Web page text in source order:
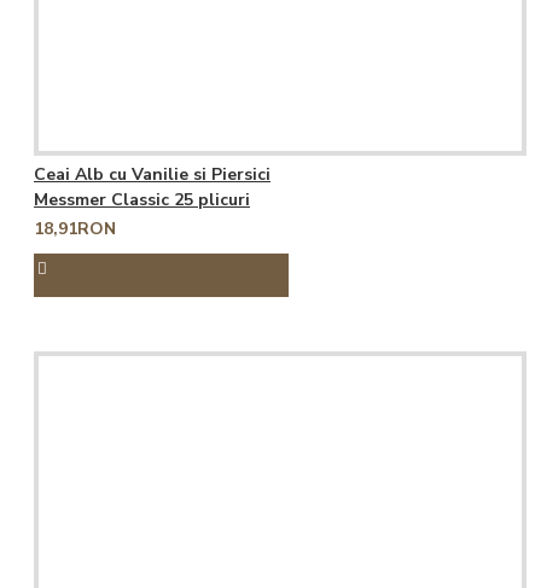
Ceai Alb cu Vanilie si Piersici
Messmer Classic 25 plicuri
18,91RON